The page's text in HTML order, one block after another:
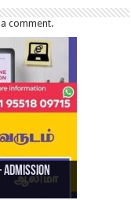
comment.
Arabic
Al Hajiri